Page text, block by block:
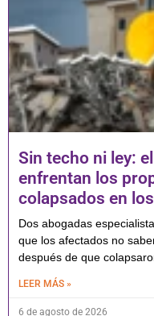
Sin techo ni ley:
enfrentan los
colapsados en
Dos abogadas
que los afectados no
después de que
LEER MÁS »
6 de agosto de 2026